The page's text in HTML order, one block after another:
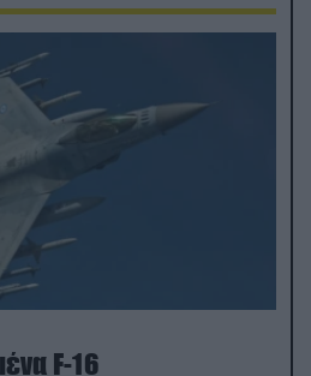
F-16